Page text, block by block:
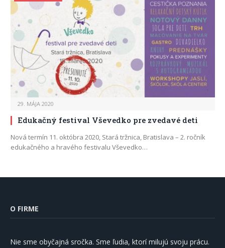
29. MÁJA 2020
Edukačný festival Vševedko pre zvedavé deti
Nová termín 11. októbra 2020, Stará tržnica, Bratislava – 2. ročník
edukačného a hravého festivalu Vševedko…
O FIRME
Nie sme obyčajná sročka. Sme ľudia, ktorí milujú svoju prácu.